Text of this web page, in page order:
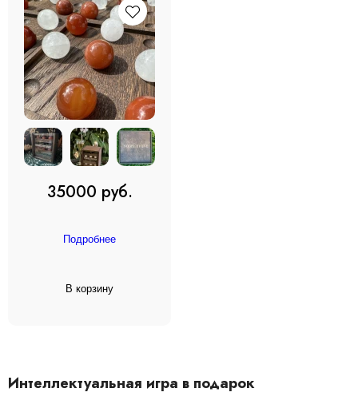
35000 руб.
Подробнее
В корзину
Интеллектуальная игра в подарок